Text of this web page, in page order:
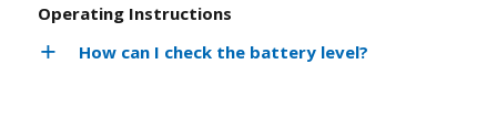
Operating Instructions
How can I check the battery level?